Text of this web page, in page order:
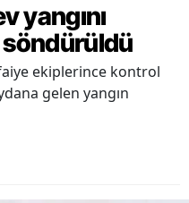
yangını
ekiplerince kontrol
gelen yangın